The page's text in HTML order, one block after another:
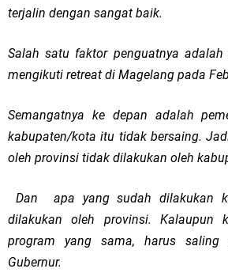
terjalin dengan sangat baik.
Salah satu faktor penguatnya adalah
mengikuti retreat di Magelang pada
Semangatnya ke depan adalah
kabupaten/kota itu tidak bersaing.
oleh provinsi tidak dilakukan oleh
Dan apa yang sudah dilakukan
dilakukan oleh provinsi.
program yang sama, harus saling
Gubernur.